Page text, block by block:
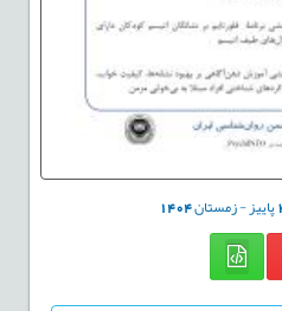
پاییز - زمستان1404